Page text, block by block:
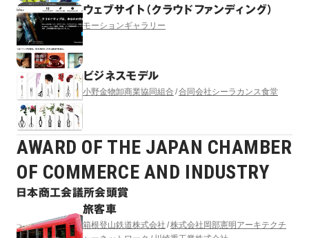
ウェブサイト（クラウドファンディング）
モーションギャラリー
ビジネスモデル
小野金物卸商業協同組合 合同会社シーラカンス食堂
AWARD OF THE JAPAN CHAMBER
OF COMMERCE AND INDUSTRY
日本商工会議所会頭賞
旅客車
箱根登山鉄道株式会社 株式会社岡部憲明アーキテクチ